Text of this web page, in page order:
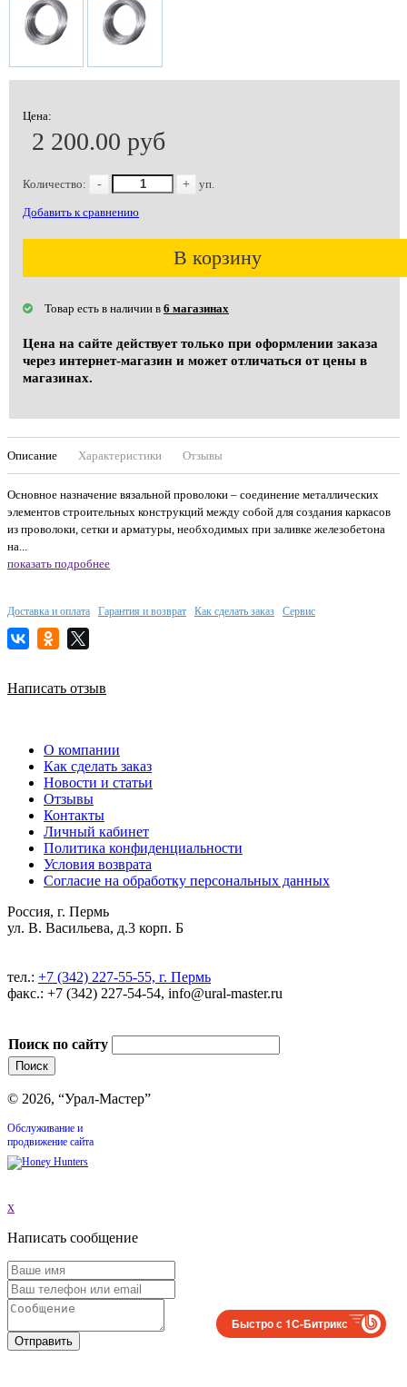
Цена:
2 200.00 руб
Количество: - + уп.
Добавить к сравнению
В корзину
Товар есть в наличии в 6 магазинах
Цена на сайте действует только при оформлении заказа
через интернет-магазин и может отличаться от цены в
магазинах.
Описание Характеристики Отзывы
Основное назначение вязальной проволоки – соединение металлических
элементов строительных конструкций между собой для создания каркасов
из проволоки, сетки и арматуры, необходимых при заливке железобетона
на...
показать подробнее
Доставка и оплата Гарантия и возврат Как сделать заказ Сервис
Написать отзыв
О компании
Как сделать заказ
Новости и статьи
Отзывы
Контакты
Личный кабинет
Политика конфиденциальности
Условия возврата
Согласие на обработку персональных данных
Россия, г. Пермь
ул. В. Васильева, д.3 корп. Б
тел.: +7 (342) 227-55-55, г. Пермь
факс.: +7 (342) 227-54-54, info@ural-master.ru
Поиск по сайту
© 2026, “Урал-Мастер”
Обслуживание и
продвижение сайта
x
Написать сообщение
Отправить
Быстро с 1С-Битрикс